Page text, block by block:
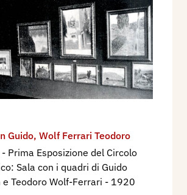
di Venezia, Centenario della
Ducale, con 1 dipinto
di Venezia - Cofano dipinto -
L'Artista Moderno, Torino, volume
Scoltura Rifiutata alla X
dell'Accademia di Brera,
Milano, Sale del "Cova", ottobre,
Guido, Wolf Ferrari Teodoro
Prima Esposizione del Circolo
Sala con i quadri di Guido
e Teodoro Wolf-Ferrari - 1920